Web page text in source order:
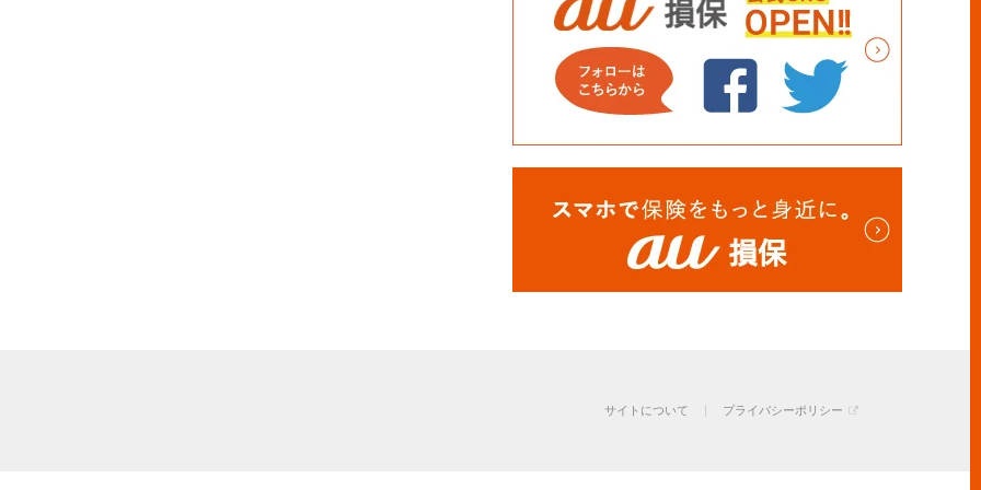
サイトについて プライバシーポリシー